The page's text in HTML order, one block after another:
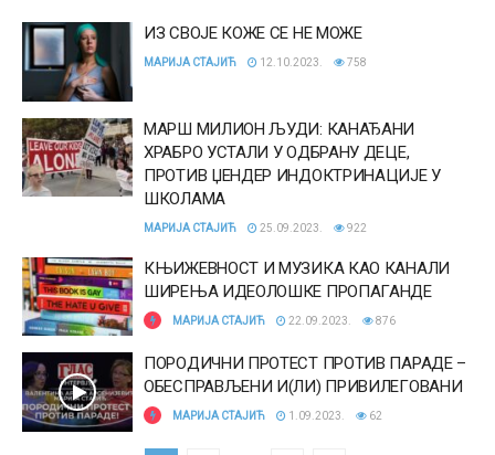
ИЗ СВОЈЕ КОЖЕ СЕ НЕ МОЖЕ
МАРИЈА СТАЈИЋ 12.10.2023. 758
МАРШ МИЛИОН ЉУДИ: КАНАЂАНИ
ХРАБРО УСТАЛИ У ОДБРАНУ ДЕЦЕ,
ПРОТИВ ЏЕНДЕР ИНДОКТРИНАЦИЈЕ У
ШКОЛАМА
МАРИЈА СТАЈИЋ 25.09.2023. 922
КЊИЖЕВНОСТ И МУЗИКА КАО КАНАЛИ
ШИРЕЊА ИДЕОЛОШКЕ ПРОПАГАНДЕ
МАРИЈА СТАЈИЋ 22.09.2023. 876
ПОРОДИЧНИ ПРОТЕСТ ПРОТИВ ПАРАДЕ –
ОБЕСПРАВЉЕНИ И(ЛИ) ПРИВИЛЕГОВАНИ
МАРИЈА СТАЈИЋ 1.09.2023. 62